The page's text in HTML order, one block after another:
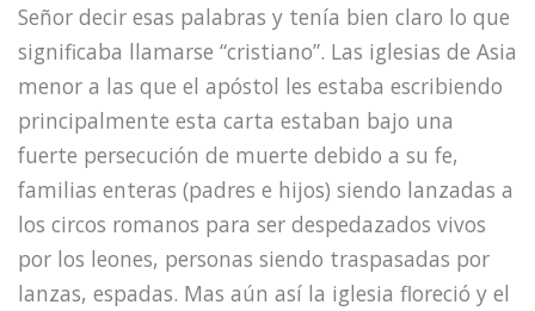
Señor decir esas palabras y tenía bien claro lo que
significaba llamarse “cristiano”. Las iglesias de Asia
menor a las que el apóstol les estaba escribiendo
principalmente esta carta estaban bajo una
fuerte persecución de muerte debido a su fe,
familias enteras (padres e hijos) siendo lanzadas a
los circos romanos para ser despedazados vivos
por los leones, personas siendo traspasadas por
lanzas, espadas. Mas aún así la iglesia floreció y el